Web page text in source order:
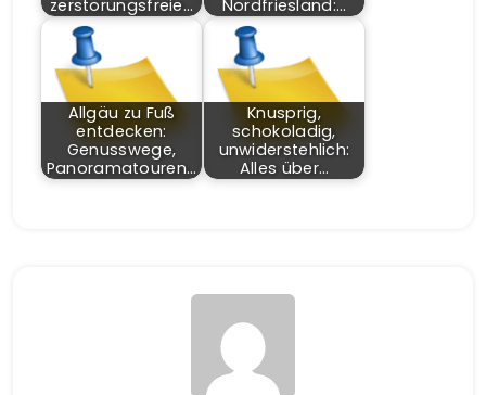
zerstörungsfreie… Nordfriesland:…
Allgäu zu Fuß
entdecken:
Genusswege,
Panoramatouren…
Knusprig,
schokoladig,
unwiderstehlich:
Alles über…